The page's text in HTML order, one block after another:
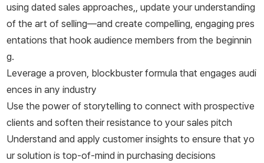
using dated sales approaches,, update your understanding
of the art of selling—and create compelling, engaging pres
entations that hook audience members from the beginnin
g.
Leverage a proven, blockbuster formula that engages audi
ences in any industry
Use the power of storytelling to connect with prospective
clients and soften their resistance to your sales pitch
Understand and apply customer insights to ensure that yo
ur solution is top-of-mind in purchasing decisions